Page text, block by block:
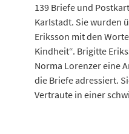
139 Briefe und
Karlstadt. Sie wurden
Eriksson mit den
Kindheit“. Brigitte
Norma Lorenzer eine
die Briefe adressiert.
Vertraute in einer